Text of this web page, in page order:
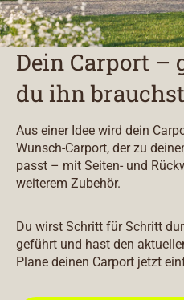
Dein Carport –
du ihn brauchst
Aus einer Idee wird dein
Wunsch-Carport, der zu
passt – mit Seiten- und
weiterem Zubehör.
Du wirst Schritt für Schritt
geführt und hast den
Plane deinen Carport jetzt